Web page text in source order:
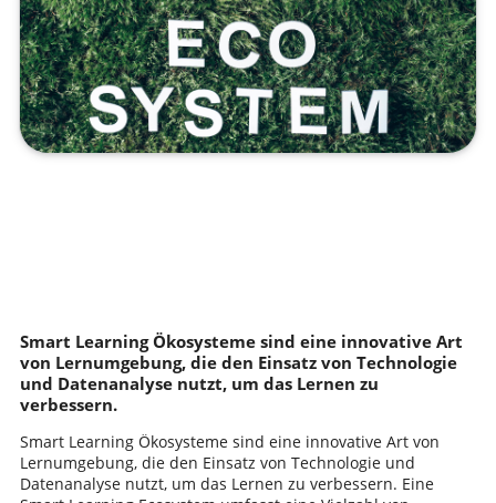
Smart Learning Ökosysteme sind eine innovative Art
von Lernumgebung, die den Einsatz von Technologie
und Datenanalyse nutzt, um das Lernen zu
verbessern.
Smart Learning Ökosysteme sind eine innovative Art von
Lernumgebung, die den Einsatz von Technologie und
Datenanalyse nutzt, um das Lernen zu verbessern. Eine